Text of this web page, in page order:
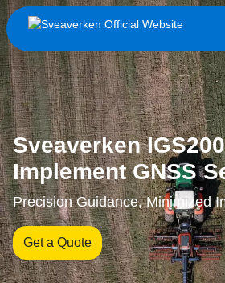
Sveaverken IGS200
Implement GNSS
Precision Guidance, Minimized
Get a Quote